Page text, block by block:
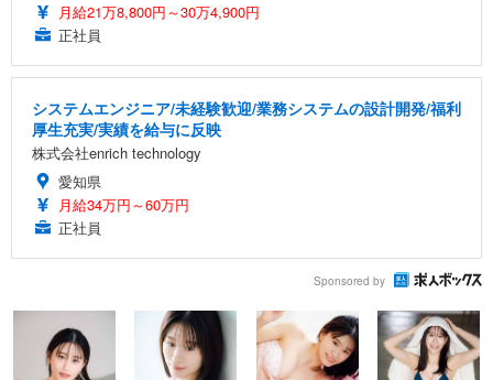
月給21万8,800円～30万4,900円
正社員
システムエンジニア/未経験歓迎/業務システムの設計開発/福利
厚生充実/実績を給与に反映
株式会社enrich technology
愛知県
月給34万円～60万円
正社員
Sponsored by